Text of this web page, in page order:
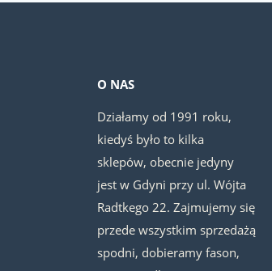
O NAS
Działamy od 1991 roku,
kiedyś było to kilka
sklepów, obecnie jedyny
jest w Gdyni przy ul. Wójta
Radtkego 22. Zajmujemy się
przede wszystkim sprzedażą
spodni, dobieramy fason,